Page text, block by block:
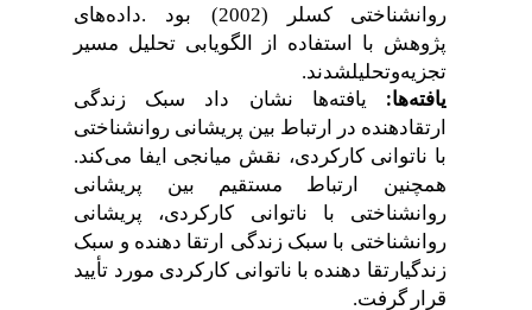
روانشناختی
کسلر(2002) بود. دادههای
پژوهش با استفاده از الگویابی تحلیل مسیر
تجزیهوتحلیلشدند.
یافتهها: یافتهها نشان داد سبک
زندگی
ارتقادهنده در ارتباط بین پریشانی روانشناختی
ناتوانی کارکردی، نقش میانجی ایفا میکند.
همچنین
ارتباط مستقیم بین
پریشانی
روانشناختی
ناتوانی کارکردی،
پریشانی
روانشناختی با سبک زندگی ارتقا دهنده و سبک
زندگیارتقا دهنده با ناتوانی کارکردی مورد تأیید
قرار گرفت.